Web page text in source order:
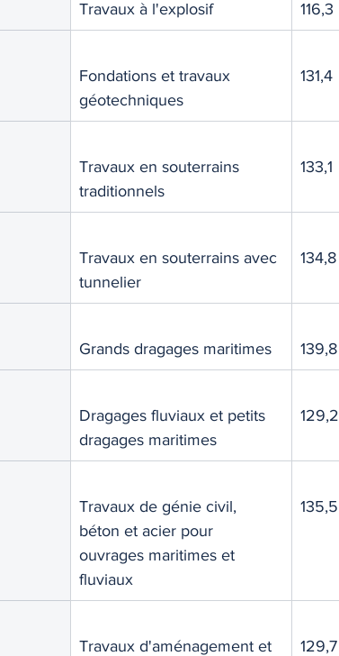
MEMOS
Travaux à l'explosif 116,3
Fondations et travaux
géotechniques
131,4
Travaux en souterrains
traditionnels
133,1
Travaux en souterrains avec
tunnelier
134,8
Grands dragages maritimes 139,8
Dragages fluviaux et petits
dragages maritimes
129,2
Travaux de génie civil,
béton et acier pour
ouvrages maritimes et
fluviaux
135,5
Travaux d'aménagement et
129,7